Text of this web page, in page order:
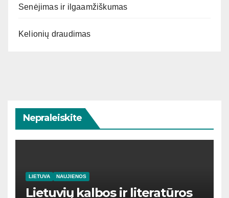
Senėjimas ir ilgaamžiškumas
Kelionių draudimas
Nepraleiskite
LIETUVA NAUJIENOS
Lietuvių kalbos ir literatūros